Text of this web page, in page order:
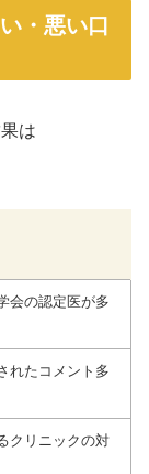
・悪い口
は
会の認定医が多
れたコメント多
クリニックの対